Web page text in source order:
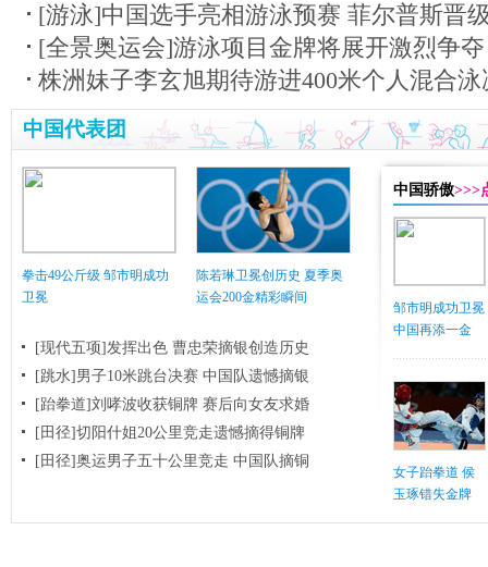
[游泳]中国选手亮相游泳预赛 菲尔普斯晋
[全景奥运会]游泳项目金牌将展开激烈争夺
株洲妹子李玄旭期待游进400米个人混合泳
中国代表团
拳击49公斤级 邹市明成功
卫冕
陈若琳卫冕创历史 夏季奥
运会200金精彩瞬间
[现代五项]发挥出色 曹忠荣摘银创造历史
[跳水]男子10米跳台决赛 中国队遗憾摘银
[跆拳道]刘哮波收获铜牌 赛后向女友求婚
[田径]切阳什姐20公里竞走遗憾摘得铜牌
[田径]奥运男子五十公里竞走 中国队摘铜
中国骄傲>>>
邹市明成功卫冕
中国再添一金
女子跆拳道 侯
玉琢错失金牌